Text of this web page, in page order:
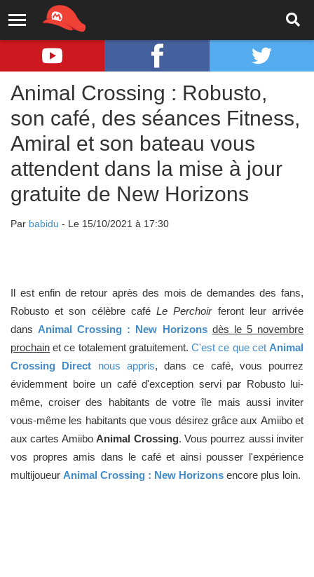
Animal Crossing : Robusto,
son café, des séances Fitness,
Amiral et son bateau vous
attendent dans la mise à jour
gratuite de New Horizons
Par babidu - Le 15/10/2021 à 17:30
Il est enfin de retour après des mois de demandes des fans,
Robusto et son célèbre caféLe Perchoirferont leur arrivée
dans Animal Crossing : New Horizons dès le 5 novembre
prochain et ce totalement gratuitement.C'est ce que cet Animal
Crossing Direct nous appris, dans ce café, vous pourrez
évidemment boire un café d'exception servi par Robusto lui-
même, croiser des habitants de votre île mais aussi inviter
vous-même les habitants que vous désirez grâce aux Amiibo et
aux cartes AmiiboAnimal Crossing. Vous pourrez aussi inviter
vos propres amis dans le café et ainsi pousser l'expérience
multijoueur Animal Crossing : New Horizons encore plus loin.